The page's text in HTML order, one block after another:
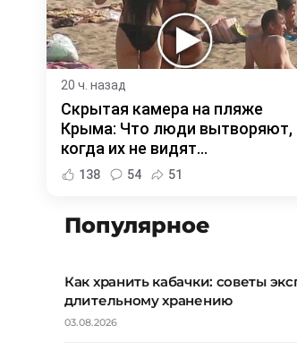
20 ч. назад
Скрытая камера на пляже
Крыма: Что люди вытворяют,
когда их не видят...
138 54 51
Популярное
Как хранить кабачки: советы
длительному хранению
03.08.2026